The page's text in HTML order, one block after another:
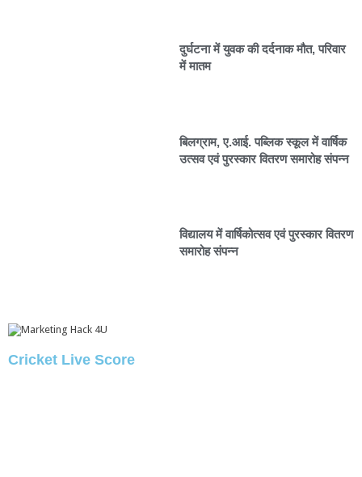
दुर्घटना में युवक की दर्दनाक मौत, परिवार
में मातम
बिलग्राम, ए.आई. पब्लिक स्कूल में वार्षिक
उत्सव एवं पुरस्कार वितरण समारोह संपन्न
विद्यालय में वार्षिकोत्सव एवं पुरस्कार वितरण
समारोह संपन्न
Cricket Live Score